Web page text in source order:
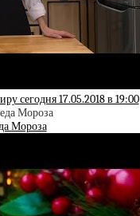
17.05.2018 в 19:00
Мороза